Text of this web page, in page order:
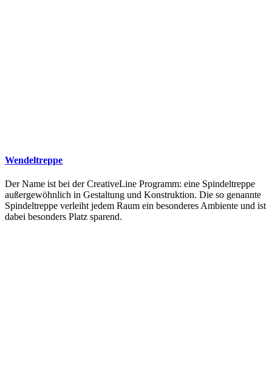
Wendeltreppe
Der Name ist bei der CreativeLine Programm: eine Spindeltreppe
außergewöhnlich in Gestaltung und Konstruktion. Die so genannte
Spindeltreppe verleiht jedem Raum ein besonderes Ambiente und ist
dabei besonders Platz sparend.